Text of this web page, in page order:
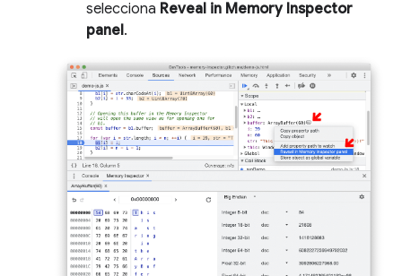
selecciona Reveal in Memory Inspector
panel.